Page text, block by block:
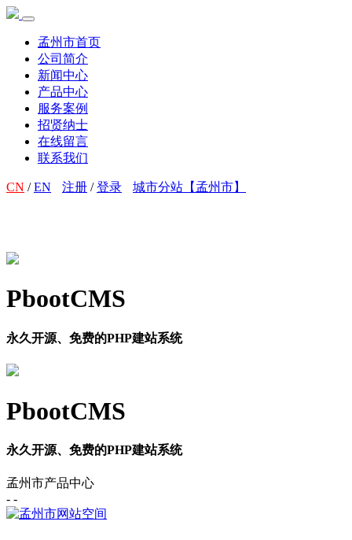
孟州市首页
公司简介
新闻中心
产品中心
服务案例
招贤纳士
在线留言
联系我们
CN /EN 注册 /登录 城市分站【孟州市】
PbootCMS
永久开源、免费的PHP建站系统
PbootCMS
永久开源、免费的PHP建站系统
孟州市产品中心
- -